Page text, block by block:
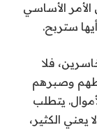
ولكن الأمر الأساسي
ستربح.
فلا
وصبرهم
يتطلب
يعني الكثير،